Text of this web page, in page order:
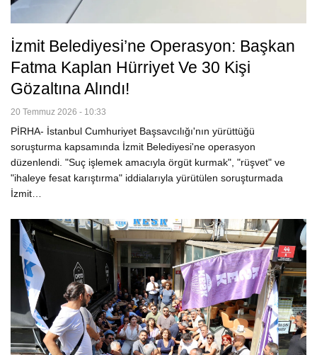
İzmit Belediyesi’ne Operasyon: Başkan
Fatma Kaplan Hürriyet Ve 30 Kişi
Gözaltına Alındı!
20 Temmuz 2026 - 10:33
PİRHA- İstanbul Cumhuriyet Başsavcılığı'nın yürüttüğü
soruşturma kapsamında İzmit Belediyesi'ne operasyon
düzenlendi. "Suç işlemek amacıyla örgüt kurmak", "rüşvet" ve
"ihaleye fesat karıştırma" iddialarıyla yürütülen soruşturmada
İzmit…